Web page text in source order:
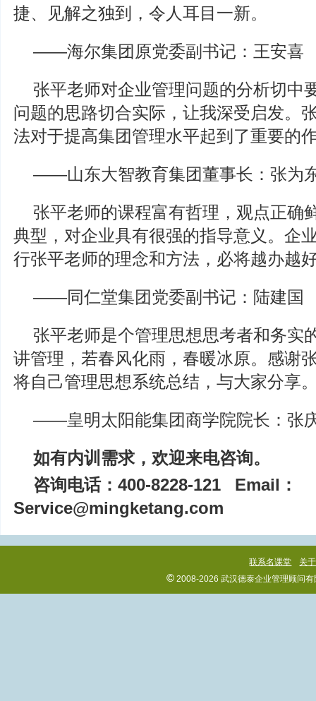
捷、见解之独到，令人耳目一新。
——海尔集团原党委副书记：王安喜
张平老师对企业管理问题的分析切中
问题的思路切合实际，让我深受启发。
法对于提高集团管理水平起到了重要的
——山东大智教育集团董事长：张为
张平老师的课程富有哲理，观点正确
典型，对企业具有很强的指导意义。企
行张平老师的理念和方法，必将越办越
——同仁堂集团党委副书记：陆建国
张平老师是个管理思想思考者和务实
讲管理，若春风化雨，春暖冰原。感谢
将自己管理思想系统总结，与大家分享
——皇明太阳能集团商学院院长：张
如有内训需求，欢迎来电咨询。
咨询电话：400-8228-121
Email：
Service@mingketang.com
联系名课堂 关
© 2008-2026 武汉德泰企业管理顾问